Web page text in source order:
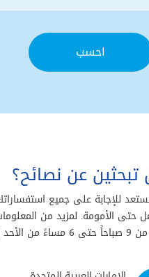
عن نصائح؟
للإجابة على جميع
حتى الأمومة. لمزيد من